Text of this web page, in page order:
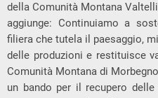
della Comunità Montana
aggiunge: Continuiamo a
filiera che tutela il paesaggio,
delle produzioni e restituisce
Comunità Montana di
un bando per il recupero